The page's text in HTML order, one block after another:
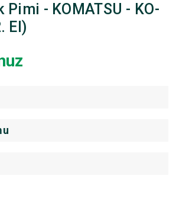
Pimi - KOMATSU - KO-
El)